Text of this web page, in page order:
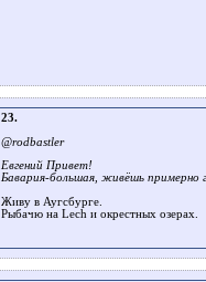
23.
@rodbastler
Евгений Привет!
Бавария-большая, живёшь примерно
Живу в Аугсбурге.
Рыбачю на Lech и окрестных озерах.